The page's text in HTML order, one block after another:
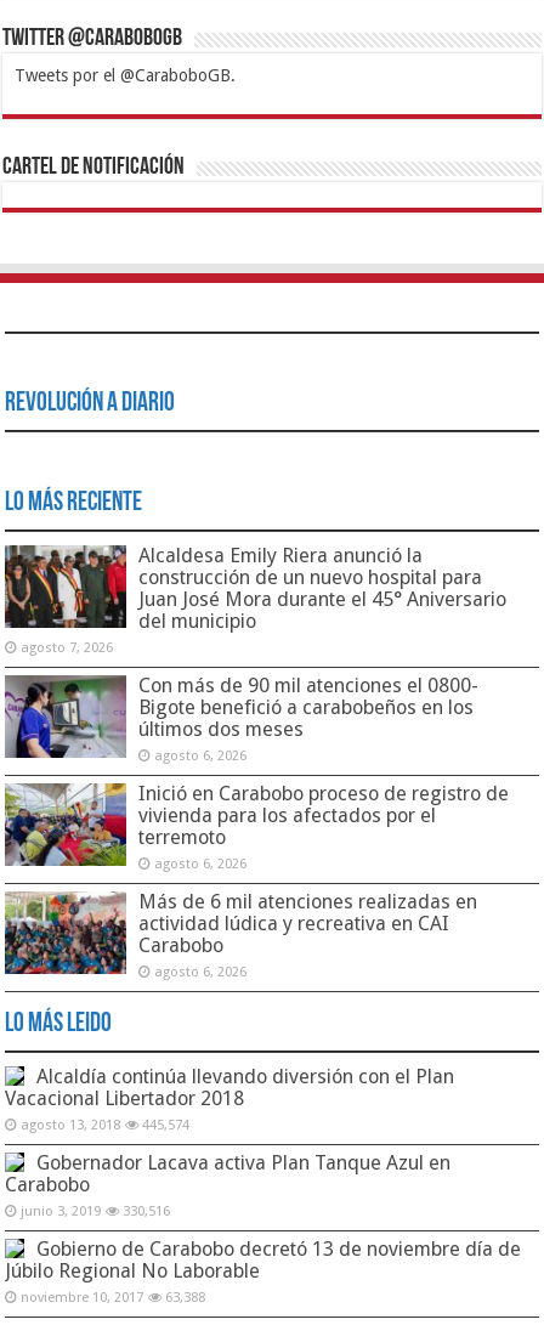
Twitter @CaraboboGB
Tweets por el @CaraboboGB.
1xbetBetturkeyBetistKralbetSupertotobetTipobetMatadorbetMariobet
https://mvbcasino.com/
Cartel de Notificación
Revolución a Diario
Lo Más Reciente
Alcaldesa Emily Riera anunció la
construcción de un nuevo hospital para
Juan José Mora durante el 45° Aniversario
del municipio
agosto 7, 2026
Con más de 90 mil atenciones el 0800-
Bigote benefició a carabobeños en los
últimos dos meses
agosto 6, 2026
Inició en Carabobo proceso de registro de
vivienda para los afectados por el
terremoto
agosto 6, 2026
Más de 6 mil atenciones realizadas en
actividad lúdica y recreativa en CAI
Carabobo
agosto 6, 2026
Lo Más Leido
Alcaldía continúa llevando diversión con el Plan
Vacacional Libertador 2018
agosto 13, 2018 445,574
Gobernador Lacava activa Plan Tanque Azul en
Carabobo
junio 3, 2019 330,516
Gobierno de Carabobo decretó 13 de noviembre día de
Júbilo Regional No Laborable
noviembre 10, 2017 63,388